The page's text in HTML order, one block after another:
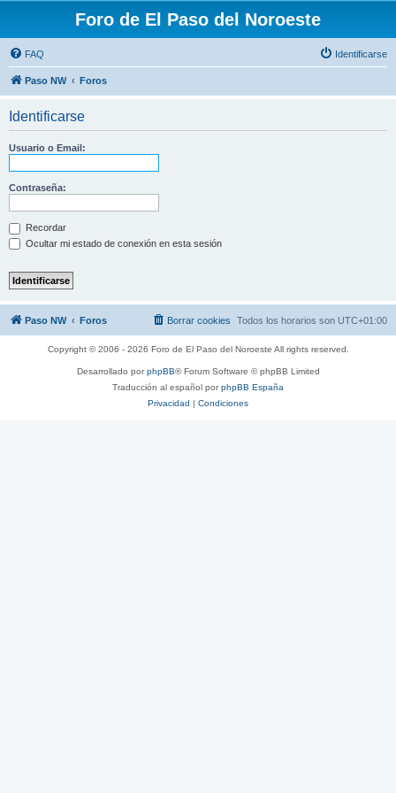
Foro de El Paso del Noroeste
FAQ Identificarse
Paso NW Foros
Identificarse
Usuario o Email:
Contraseña:
Recordar
Ocultar mi estado de conexión en esta sesión
Paso NW Foros Todos los horarios son UTC+01:00
Borrar cookies
Copyright © 2006 - 2026 Foro de El Paso del Noroeste All rights reserved.
Desarrollado porphpBB® Forum Software © phpBB Limited
Traducción al español porphpBB España
Privacidad | Condiciones